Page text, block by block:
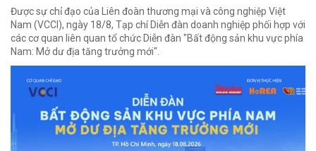
Được sự chỉ đạo của Liên đoàn thương mại và công nghiệp Việt
Nam (VCCI), ngày 18/8, Tạp chí Diễn đàn doanh nghiệp phối hợp với
các cơ quan liên quan tổ chức Diễn đàn "Bất động sản khu vực phía
Nam: Mở dư địa tăng trưởng mới".